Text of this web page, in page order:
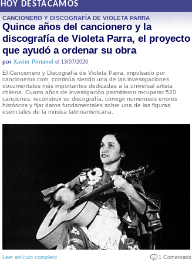
HOY DESTACAMOS
CANCIONERO Y DISCOGRAFÍA DE VIOLETA PARRA
Quince años del cancionero y la
discografía de Violeta Parra, el proyecto
que ayudó a ordenar su obra
por Xavier Pintanel el 13/07/2026
El Cancionero y Discografía de Violeta Parra, impulsado por
cancioneros.com, continúa siendo una de las investigaciones
documentales más importantes dedicadas a la universal artista
chilena. Cuatro años de investigación permitieron recuperar 520
canciones, reconstruir su discografía, corregir numerosos errores
históricos y fijar datos fundamentales sobre una de las figuras
esenciales de la música latinoamericana.
Leer artículo completo 1 Comentario